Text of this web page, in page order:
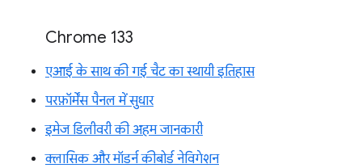
Chrome 133
एआई के साथ की गई चैट का स्थायी इतिहास
परफ़ॉर्मेंस पैनल में सुधार
इमेज डिलीवरी की अहम जानकारी
क्लासिक और मॉडर्न कीबोर्ड नेविगेशन